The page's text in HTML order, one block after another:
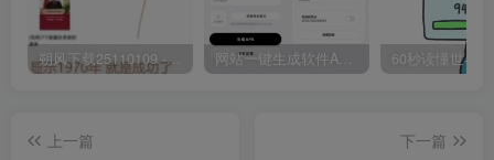
朔风下载25110109 -磁力下载神器-去VIP限制版本 网站一键生成软件APP 完美版 同时支持打包html文件
上一篇
下一篇